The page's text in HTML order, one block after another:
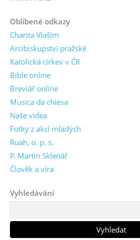
Oblíbené odkazy
Charita Vlašim
Arcibiskupství pražské
Katolická církev v ČR
Bible online
Breviář online
Musica da chiesa
Naše videa
Fotky z akcí mladých
Ruah, o. p. s.
P. Martin Sklenář
Člověk a víra
Vyhledávání